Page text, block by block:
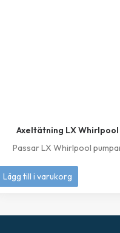
Axeltätning LX Whirlpool
Passar LX Whirlpool
249kr
Lägg till i varukorg